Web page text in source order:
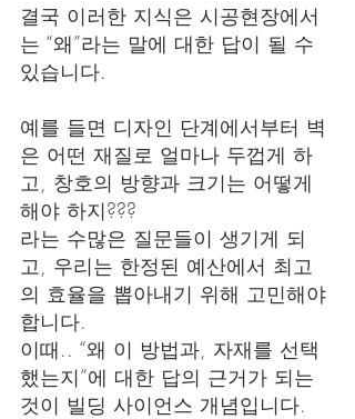
결국 이러한 지식은 시공현장에서
는 “왜”라는 말에 대한 답이 될 수
있습니다.
예를 들면 디자인 단계에서부터 벽
은 어떤 재질로 얼마나 두껍게 하
고, 창호의 방향과 크기는 어떻게
해야 하지???
라는 수많은 질문들이 생기게 되
고, 우리는 한정된 예산에서 최고
의 효율을 뽑아내기 위해 고민해야
합니다.
이때.. “왜 이 방법과, 자재를 선택
했는지”에 대한 답의 근거가 되는
것이 빌딩 사이언스 개념입니다.